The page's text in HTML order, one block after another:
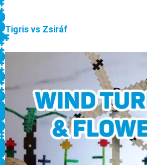
Tigris vs Zsiráf